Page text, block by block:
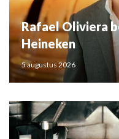
Rafael Oliviera
Heineken
5 augustus 2026